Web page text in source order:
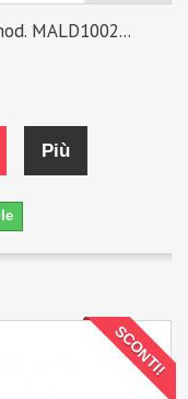
MALD1002...
Più
SCONTI!